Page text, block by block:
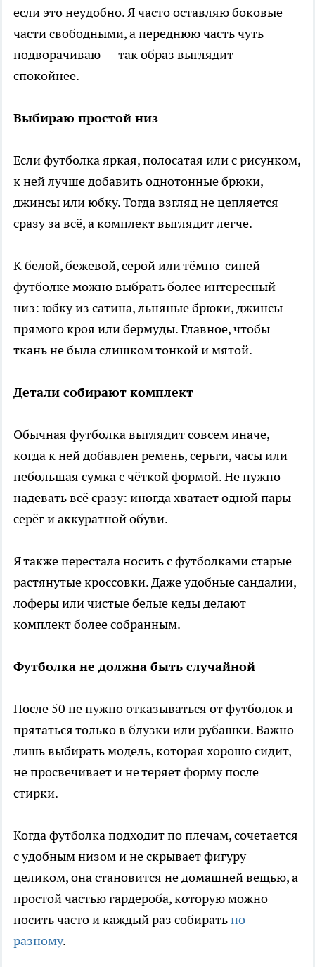
если это неудобно. Я часто оставляю боковые
части свободными, а переднюю часть чуть
подворачиваю — так образ выглядит
спокойнее.
Выбираю простой низ
Если футболка яркая, полосатая или с рисунком,
к ней лучше добавить однотонные брюки,
джинсы или юбку. Тогда взгляд не цепляется
сразу за всё, а комплект выглядит легче.
К белой, бежевой, серой или тёмно-синей
футболке можно выбрать более интересный
низ: юбку из сатина, льняные брюки, джинсы
прямого кроя или бермуды. Главное, чтобы
ткань не была слишком тонкой и мятой.
Детали собирают комплект
Обычная футболка выглядит совсем иначе,
когда к ней добавлен ремень, серьги, часы или
небольшая сумка с чёткой формой. Не нужно
надевать всё сразу: иногда хватает одной пары
серёг и аккуратной обуви.
Я также перестала носить с футболками старые
растянутые кроссовки. Даже удобные сандалии,
лоферы или чистые белые кеды делают
комплект более собранным.
Футболка не должна быть случайной
После 50 не нужно отказываться от футболок и
прятаться только в блузки или рубашки. Важно
лишь выбирать модель, которая хорошо сидит,
не просвечивает и не теряет форму после
стирки.
Когда футболка подходит по плечам, сочетается
с удобным низом и не скрывает фигуру
целиком, она становится не домашней вещью, а
простой частью гардероба, которую можно
носить часто и каждый раз собиратьпо-
разному.